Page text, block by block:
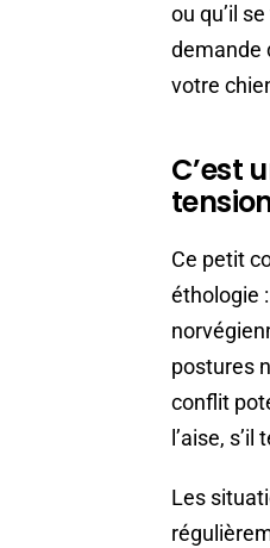
ou qu’il
demande
votre
C’est
Ce petit
éthologie
postures
conflit
l’aise,
Les